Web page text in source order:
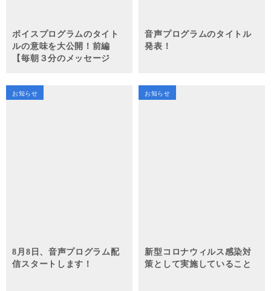
ボイスプログラムのタイト
ルの意味を大公開！前編
【毎朝３分のメッセージ
毎日をあなたへ～ Scents
音声プログラムのタイトル
発表！
お知らせ
8月8日、音声プログラム配
信スタートします！
お知らせ
新型コロナウィルス感染対
策として実施していること